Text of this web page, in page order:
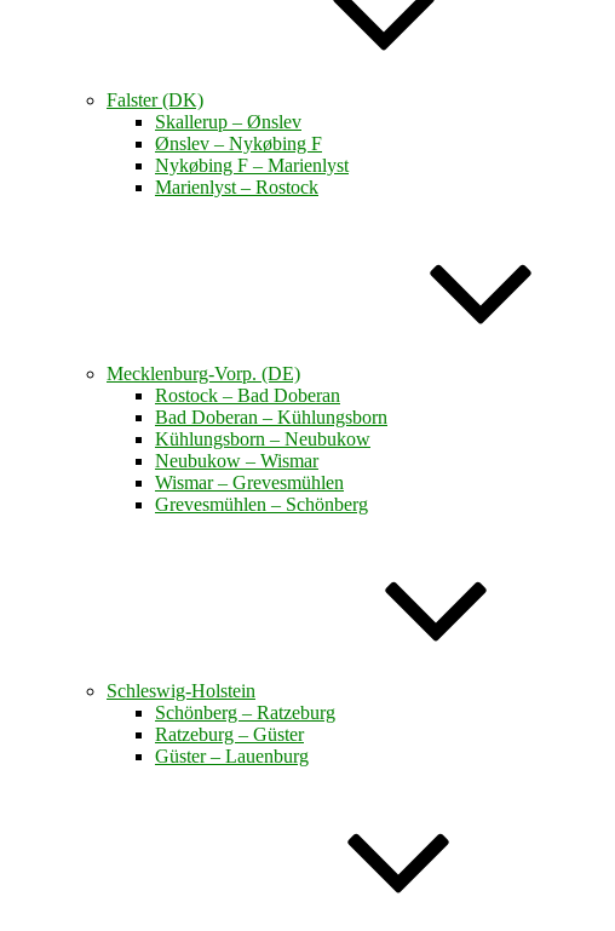
Falster (DK)
Skallerup – Ønslev
Ønslev – Nykøbing F
Nykøbing F – Marienlyst
Marienlyst – Rostock
Mecklenburg-Vorp. (DE)
Rostock – Bad Doberan
Bad Doberan – Kühlungsborn
Kühlungsborn – Neubukow
Neubukow – Wismar
Wismar – Grevesmühlen
Grevesmühlen – Schönberg
Schleswig-Holstein
Schönberg – Ratzeburg
Ratzeburg – Güster
Güster – Lauenburg